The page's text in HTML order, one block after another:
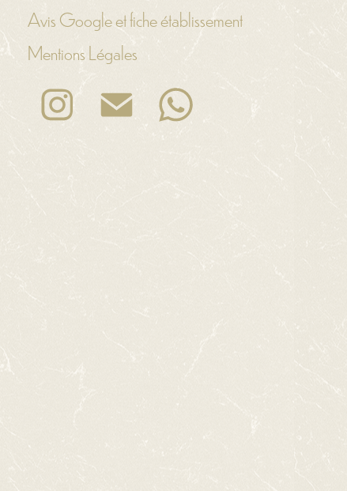
Avis Google et fiche établissement
Mentions Légales